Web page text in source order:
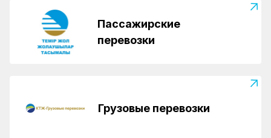
Пассажирские
перевозки
Грузовые перевозки